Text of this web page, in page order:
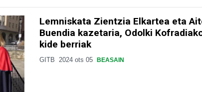
Lemniskata Zientzia Elkartea eta
Buendia kazetaria, Odolki
kide berriak
GITB 2024 ots 05 BEASAIN